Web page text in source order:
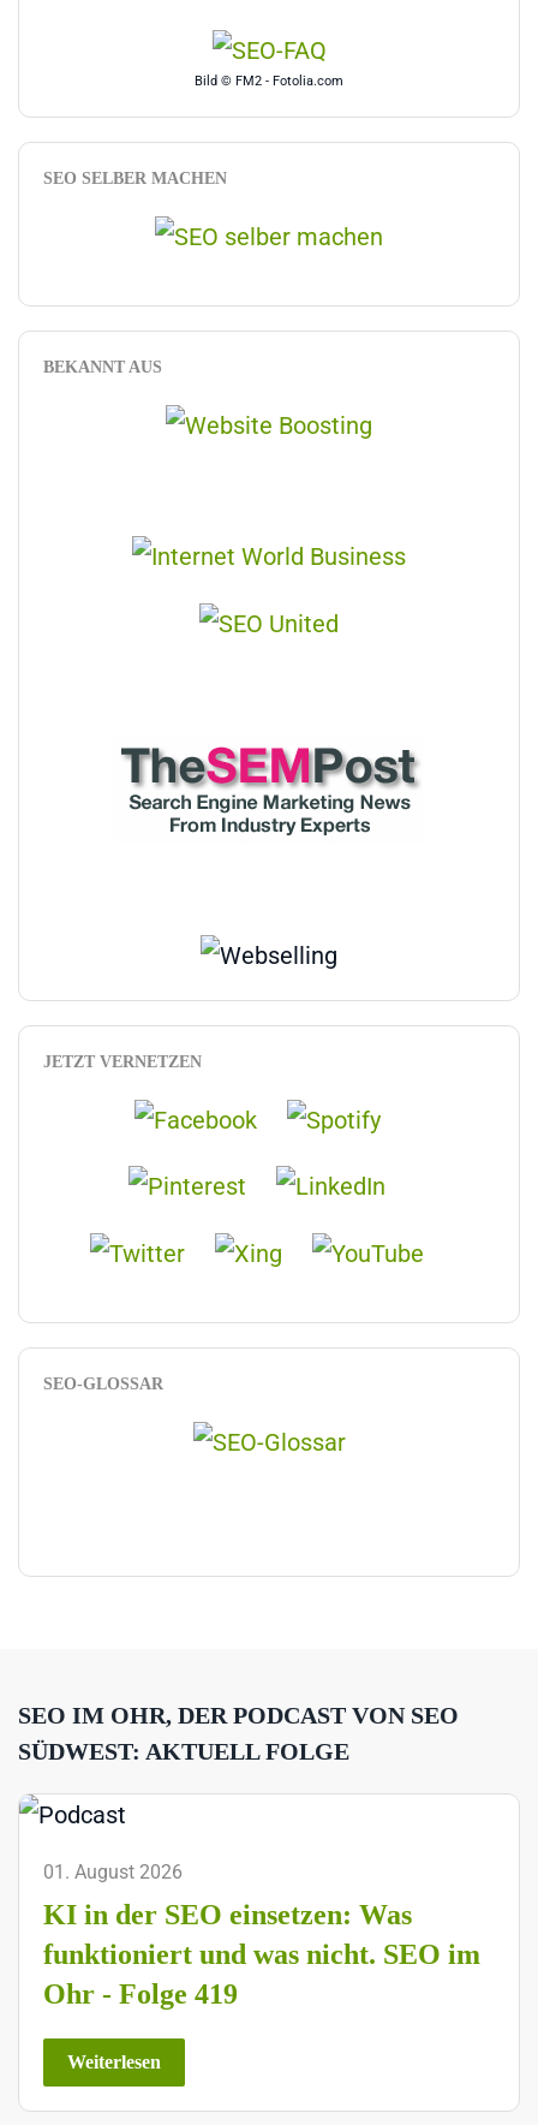
Bild © FM2 - Fotolia.com
SEO SELBER MACHEN
BEKANNT AUS
JETZT VERNETZEN
SEO-GLOSSAR
SEO IM OHR, DER PODCAST VON SEO
SÜDWEST: AKTUELL FOLGE
01. August 2026
KI in der SEO einsetzen: Was
funktioniert und was nicht. SEO im
Ohr - Folge 419
Weiterlesen